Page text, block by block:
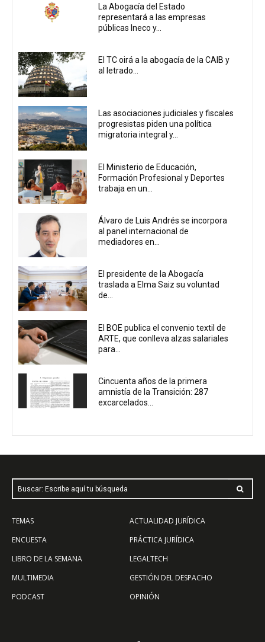
La Abogacía del Estado
representará a las empresas
públicas Ineco y...
El TC oirá a la abogacía de la CAIB y
al letrado...
Las asociaciones judiciales y fiscales
progresistas piden una política
migratoria integral y...
El Ministerio de Educación,
Formación Profesional y Deportes
trabaja en un...
Álvaro de Luis Andrés se incorpora
al panel internacional de
mediadores en...
El presidente de la Abogacía
traslada a Elma Saiz su voluntad
de...
El BOE publica el convenio textil de
ARTE, que conlleva alzas salariales
para...
Cincuenta años de la primera
amnistía de la Transición: 287
excarcelados...
Buscar: Escribe aquí tu búsqueda
TEMAS
ENCUESTA
LIBRO DE LA SEMANA
MULTIMEDIA
PODCAST
ACTUALIDAD JURÍDICA
PRÁCTICA JURÍDICA
LEGALTECH
GESTIÓN DEL DESPACHO
OPINIÓN